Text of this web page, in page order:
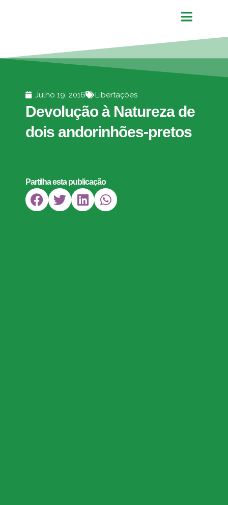
Julho 19, 2016 Libertações
Devolução à Natureza de
dois andorinhões-pretos
Partilha esta publicação